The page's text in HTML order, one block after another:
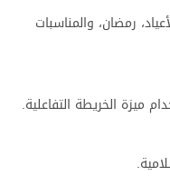
رمضان، والمناسبات
ميزة الخريطة التفاعلية.